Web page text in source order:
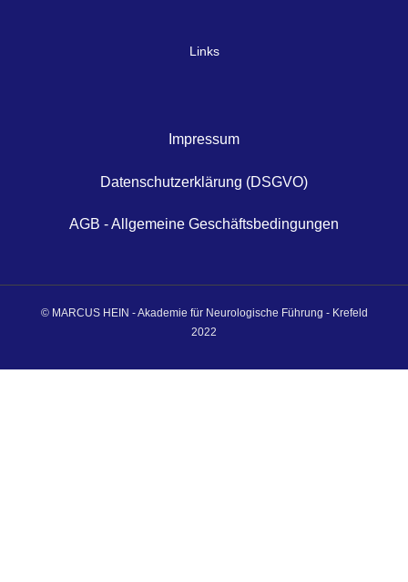
Links
Impressum
Datenschutzerklärung (DSGVO)
AGB - Allgemeine Geschäftsbedingungen
© MARCUS HEIN - Akademie für Neurologische Führung - Krefeld
2022